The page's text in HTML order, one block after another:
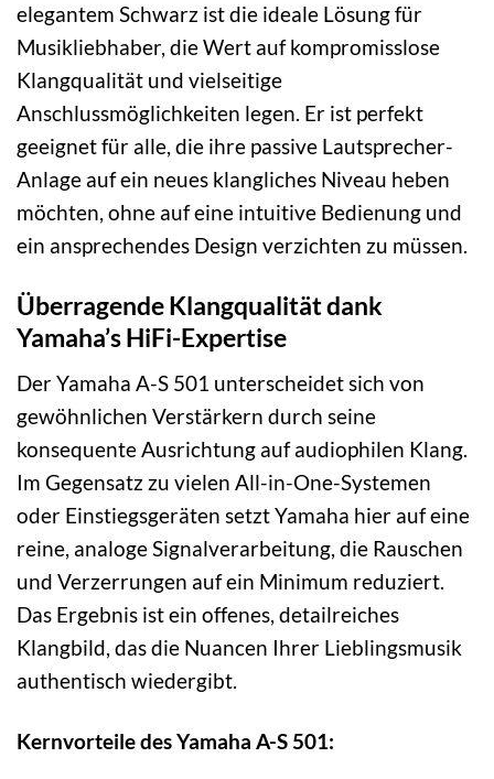
elegantem Schwarz ist die ideale Lösung für
Musikliebhaber, die Wert auf kompromisslose
Klangqualität und vielseitige
Anschlussmöglichkeiten legen. Er ist perfekt
geeignet für alle, die ihre passive Lautsprecher-
Anlage auf ein neues klangliches Niveau heben
möchten, ohne auf eine intuitive Bedienung und
ein ansprechendes Design verzichten zu müssen.
Überragende Klangqualität dank
Yamaha’s HiFi-Expertise
Der Yamaha A-S 501 unterscheidet sich von
gewöhnlichen Verstärkern durch seine
konsequente Ausrichtung auf audiophilen Klang.
Im Gegensatz zu vielen All-in-One-Systemen
oder Einstiegsgeräten setzt Yamaha hier auf eine
reine, analoge Signalverarbeitung, die Rauschen
und Verzerrungen auf ein Minimum reduziert.
Das Ergebnis ist ein offenes, detailreiches
Klangbild, das die Nuancen Ihrer Lieblingsmusik
authentisch wiedergibt.
Kernvorteile des Yamaha A-S 501: